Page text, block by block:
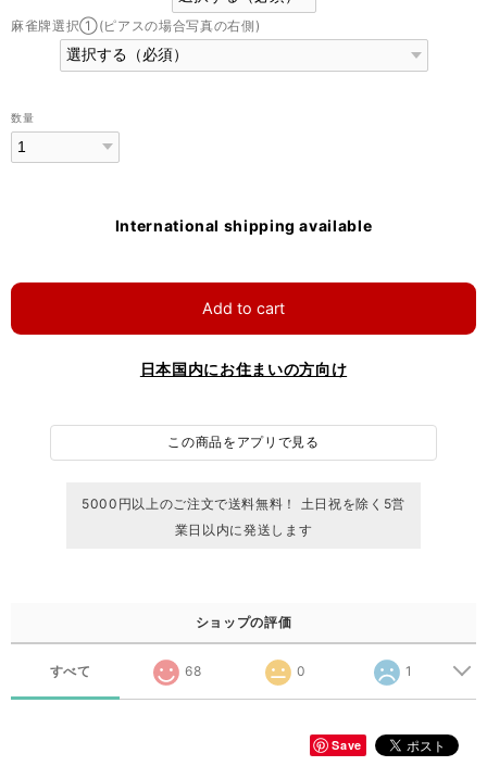
麻雀牌選択①(ピアスの場合写真の右側)
数量
International shipping available
Add to cart
日本国内にお住まいの方向け
この商品をアプリで見る
5000円以上のご注文で送料無料！ 土日祝を除く5営
業日以内に発送します
ショップの評価
すべて 68 0 1
Save